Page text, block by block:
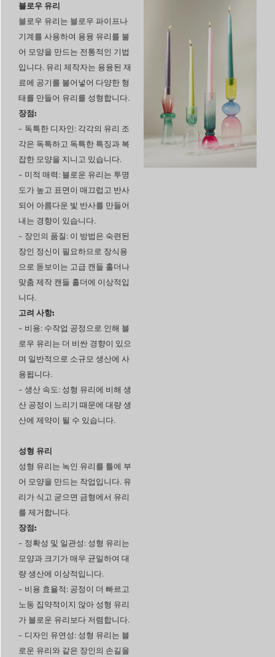
블로우 유리
블로우 유리는 블로우 파이프나
기계를 사용하여 용융 유리를 불
어 모양을 만드는 전통적인 기법
입니다. 유리 제작자는 용융된 재
료에 공기를 불어넣어 다양한 형
태를 만들어 유리를 성형합니다.
장점:
- 독특한 디자인: 각각의 유리 조
각은 독특하고 독특한 특징과 복
잡한 모양을 지니고 있습니다.
- 미적 매력: 블로운 유리는 투명
도가 높고 표면이 매끄럽고 반사
되어 아름다운 빛 반사를 만들어
내는 경향이 있습니다.
- 장인의 품질: 이 방법은 숙련된
장인 정신이 필요하므로 장식용
으로 돋보이는 고급 캔들 홀더나
맞춤 제작 캔들 홀더에 이상적입
니다.
고려 사항:
- 비용: 수작업 공정으로 인해 블
로우 유리는 더 비싼 경향이 있으
며 일반적으로 소규모 생산에 사
용됩니다.
- 생산 속도: 성형 유리에 비해 생
산 공정이 느리기 때문에 대량 생
산에 제약이 될 수 있습니다.
성형 유리
성형 유리는 녹인 유리를 틀에 부
어 모양을 만드는 작업입니다. 유
리가 식고 굳으면 금형에서 유리
를 제거합니다.
장점:
- 정확성 및 일관성: 성형 유리는
모양과 크기가 매우 균일하여 대
량 생산에 이상적입니다.
- 비용 효율적: 공정이 더 빠르고
노동 집약적이지 않아 성형 유리
가 블로운 유리보다 저렴합니다.
- 디자인 유연성: 성형 유리는 블
로운 유리와 같은 장인의 손길을